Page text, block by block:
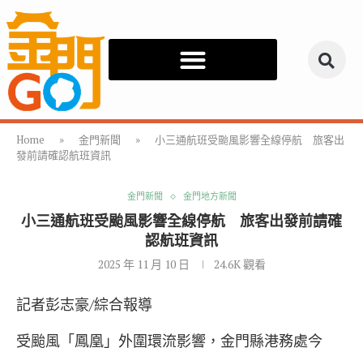
Home » 金門新聞 »
小三通航班受颱風影響全線停航 旅客出
發前請確認航班資訊
金門新聞 金門地方新聞
小三通航班受颱風影響全線停航 旅客出發前請確
認航班資訊
2025 年 11 月 10 日 24.6K觀看
記者彭志豪/綜合報導
受颱風「鳳凰」外圍環流影響，金門縣港務處今